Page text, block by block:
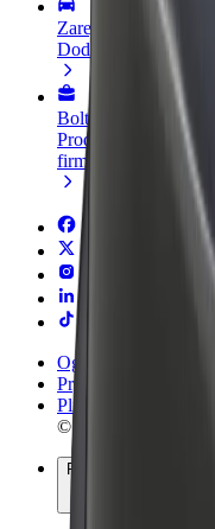
Zarejestruj się jako
Dodaj swoją flotę
Bolt for Business
Produkty i usługi
firmy
Ogólne Warunki
Prywatność
Pliki cookie
© 2026 Bolt
Produkty